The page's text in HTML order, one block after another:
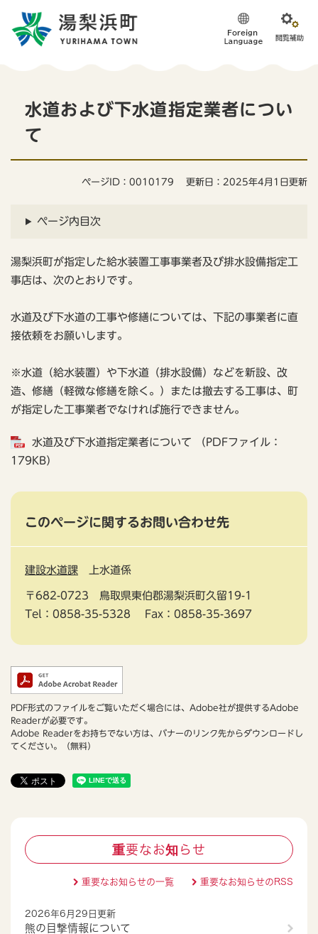
水道および下水道指定業者につい
て
ページID：0010179 更新日：2025年4月1日更新
ページ内目次
湯梨浜町が指定した給水装置工事事業者及び排水設備指定工
事店は、次のとおりです。
水道及び下水道の工事や修繕については、下記の事業者に直
接依頼をお願いします。
※水道（給水装置）や下水道（排水設備）などを新設、改
造、修繕（軽微な修繕を除く。）または撤去する工事は、町
が指定した工事業者でなければ施行できません。
水道及び下水道指定業者について （PDFファイル：
179KB）
このページに関するお問い合わせ先
建設水道課 上水道係
〒682-0723
鳥取県東伯郡湯梨浜町久留19-1
Tel：0858-35-5328
Fax：0858-35-3697
PDF形式のファイルをご覧いただく場合には、Adobe社が提供するAdobe
Readerが必要です。
Adobe Readerをお持ちでない方は、バナーのリンク先からダウンロードし
てください。（無料）
重要なお知らせ
2026年6月29日更新
熊の目撃情報について
重要なお知らせの一覧 重要なお知らせのRSS